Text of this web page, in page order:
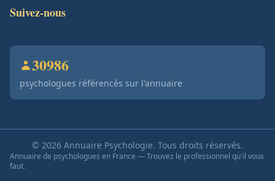
Suivez-nous
30986
psychologues référencés sur l'annuaire
© 2026 Annuaire Psychologie. Tous droits réservés.
Annuaire de psychologues en France — Trouvez le professionnel qu'il vous
faut.